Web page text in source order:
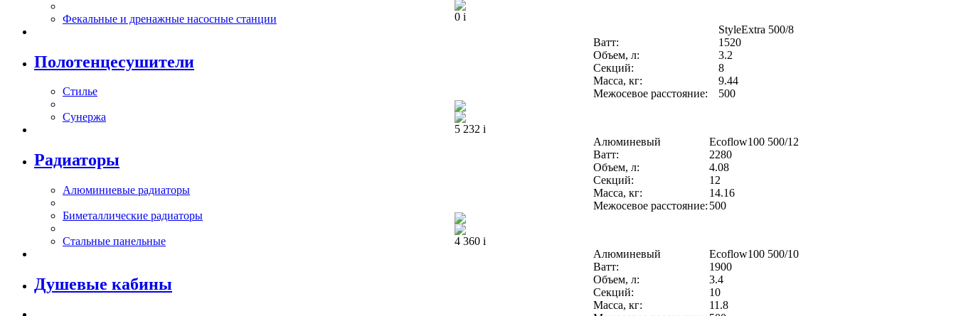
Фекальные и дренажные насосные станции
Полотенцесушители
Стилье
Сунержа
Радиаторы
Алюминиевые радиаторы
Биметаллические радиаторы
Стальные панельные
Душевые кабины
0 i
StyleExtra 500/8
Ватт:
1520
Объем, л:
3.2
Секций:
8
Масса, кг:
9.44
Межосевое расстояние:
500
5 232 i
Алюминевый
Ecoflow100 500/12
Ватт:
2280
Объем, л:
4.08
Секций:
12
Масса, кг:
14.16
Межосевое расстояние: 500
4 360 i
Алюминевый
Ecoflow100 500/10
Ватт:
1900
Объем, л:
3.4
Секций:
10
Масса, кг:
11.8